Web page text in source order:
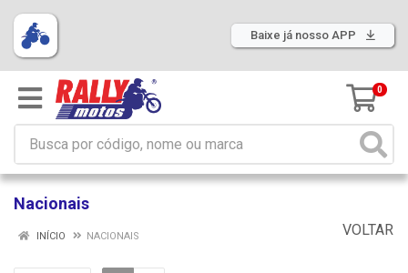
Baixe já nosso APP
0
Nacionais
VOLTAR
INÍCIO NACIONAIS